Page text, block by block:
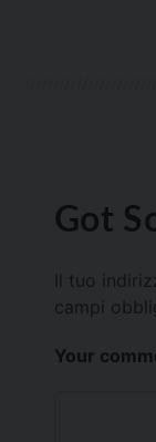
Got
Il tuo
campi
Your